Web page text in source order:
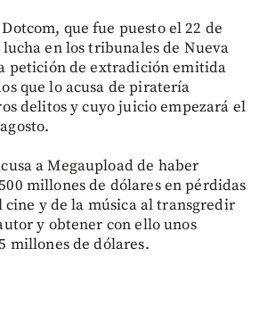
que fue puesto el 22 de
en los tribunales de Nueva
petición de extradición emitida
que lo acusa de piratería
delitos y cuyo juicio empezará el
a Megaupload de haber
millones de dólares en pérdidas
y de la música al transgredir
y obtener con ello unos
millones de dólares.